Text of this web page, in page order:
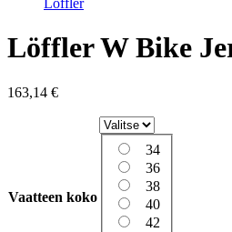
Löffler
Löffler W Bike
163,14 €
Vaatteen koko
34
36
38
40
42